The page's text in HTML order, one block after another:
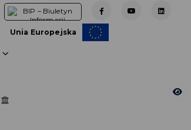
Unia Europejska